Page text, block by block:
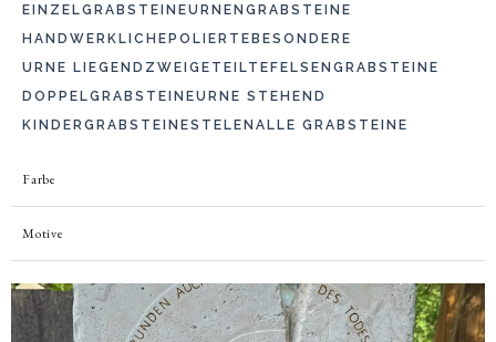
EINZELGRABSTEINEURNENGRABSTEINE
HANDWERKLICHE POLIERTE BESONDERE
URNE LIEGEND ZWEIGETEILTE FELSENGRABSTEINE
DOPPELGRABSTEINEURNE STEHEND
KINDERGRABSTEINESTELEN ALLE GRABSTEINE
Farbe
Motive